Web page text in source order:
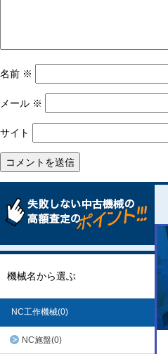
名前 ※
メール ※
サイト
機械名から選ぶ
NC工作機械(0)
NC施盤(0)